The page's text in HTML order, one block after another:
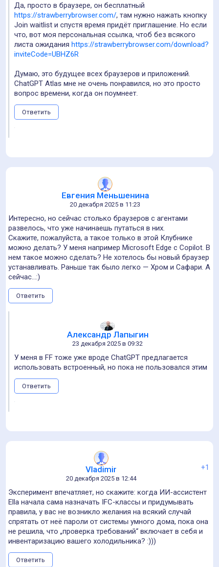
Да, просто в браузере, он бесплатный
https://strawberrybrowser.com/, там нужно нажать кнопку
Join waitlist и спустя время придёт приглашение. Но если
что, вот моя персональная ссылка, чтоб без всякого
листа ожидания https://strawberrybrowser.com/download?
inviteCode=UBHZ6R
Думаю, это будущее всех браузеров и приложений.
ChatGPT Atlas мне не очень понравился, но это просто
вопрос времени, когда он поумнеет.
Ответить
Евгения Меньшенина
20 декабря 2025 в 11:23
Интересно, но сейчас столько браузеров с агентами
развелось, что уже начинаешь путаться в них.
Скажите, пожалуйста, а такое только в этой Клубнике
можно делать? У меня например Microsoft Edge c Copilot. В
нем такое можно сделать? Не хотелось бы новый браузер
устанавливать. Раньше так было легко — Хром и Сафари. А
сейчас...:)
Ответить
Александр Лапыгин
23 декабря 2025 в 09:32
У меня в FF тоже уже вроде ChatGPT предлагается
использовать встроенный, но пока не пользовался этим
Ответить
Vladimir
20 декабря 2025 в 12:44
+1
Эксперимент впечатляет, но скажите: когда ИИ-ассистент
Ella начала сама назначать IFC-классы и придумывать
правила, у вас не возникло желания на всякий случай
спрятать от неё пароли от системы умного дома, пока она
не решила, что „проверка требований“ включает в себя и
инвентаризацию вашего холодильника? :)))
Ответить